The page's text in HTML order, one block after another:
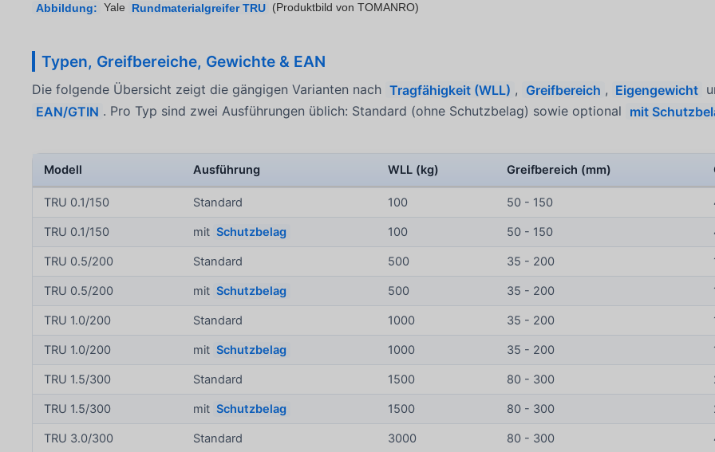
Abbildung: Yale Rundmaterialgreifer TRU (Produktbild von TOMANRO)
Typen, Greifbereiche, Gewichte & EAN
Die folgende Übersicht zeigt die gängigen Varianten nach Tragfähigkeit (WLL) , Greifbereich , Eigengewicht
EAN/GTIN . Pro Typ sind zwei Ausführungen üblich: Standard (ohne Schutzbelag) sowie optional mit
Modell Ausführung WLL (kg) Greifbereich (mm)
TRU 0.1/150 Standard 100 50 - 150
TRU 0.1/150 mit Schutzbelag 100 50 - 150
TRU 0.5/200 Standard 500 35 - 200
TRU 0.5/200 mit Schutzbelag 500 35 - 200
TRU 1.0/200 Standard 1000 35 - 200
TRU 1.0/200 mit Schutzbelag 1000 35 - 200
TRU 1.5/300 Standard 1500 80 - 300
TRU 1.5/300 mit Schutzbelag 1500 80 - 300
TRU 3.0/300 Standard 3000 80 - 300